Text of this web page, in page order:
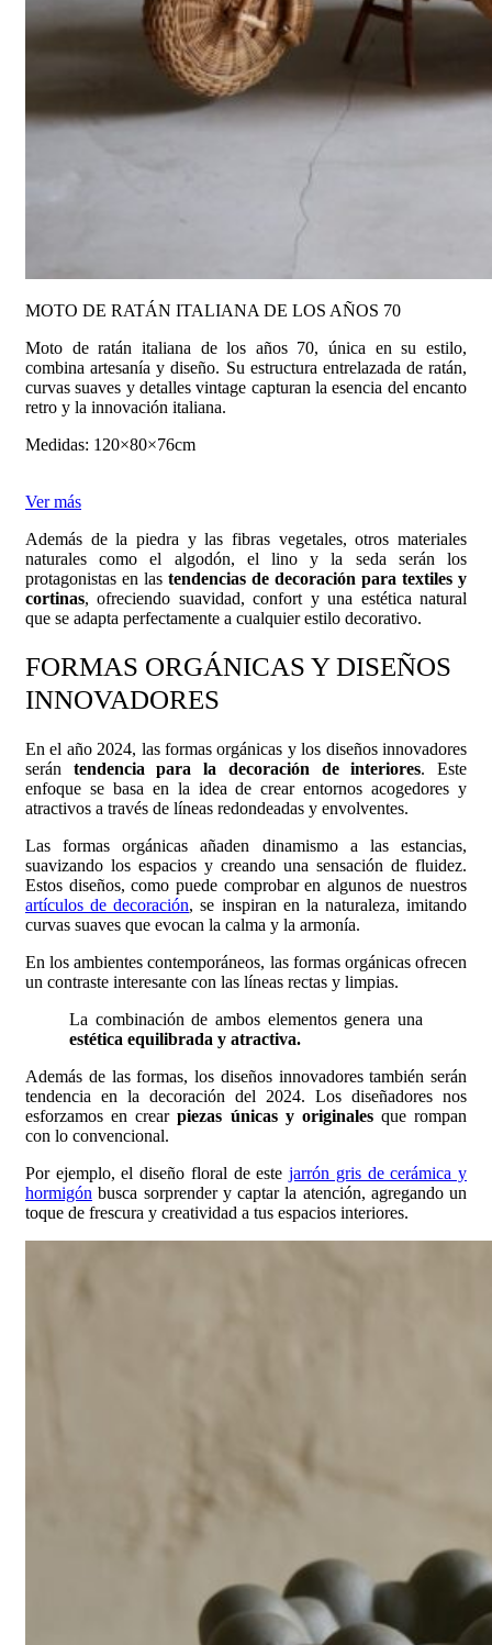
MOTO DE RATÁN ITALIANA DE LOS AÑOS 70
Moto de ratán italiana de los años 70, única en su estilo,
combina artesanía y diseño. Su estructura entrelazada de ratán,
curvas suaves y detalles vintage capturan la esencia del encanto
retro y la innovación italiana.
Medidas: 120×80×76cm
Ver más
Además de la piedra y las fibras vegetales, otros materiales
naturales como el algodón, el lino y la seda serán los
protagonistas en las tendencias de decoración para textiles y
cortinas, ofreciendo suavidad, confort y una estética natural
que se adapta perfectamente a cualquier estilo decorativo.
FORMAS ORGÁNICAS Y DISEÑOS
INNOVADORES
En el año 2024, las formas orgánicas y los diseños innovadores
serán tendencia para la decoración de interiores. Este
enfoque se basa en la idea de crear entornos acogedores y
atractivos a través de líneas redondeadas y envolventes.
Las formas orgánicas añaden dinamismo a las estancias,
suavizando los espacios y creando una sensación de fluidez.
Estos diseños, como puede comprobar en algunos de nuestros
artículos de decoración, se inspiran en la naturaleza, imitando
curvas suaves que evocan la calma y la armonía.
En los ambientes contemporáneos, las formas orgánicas ofrecen
un contraste interesante con las líneas rectas y limpias.
La combinación de ambos elementos genera una
estética equilibrada y atractiva.
Además de las formas, los diseños innovadores también serán
tendencia en la decoración del 2024. Los diseñadores nos
esforzamos en crearpiezas únicas y originales que rompan
con lo convencional.
Por ejemplo, el diseño floral de estejarrón gris de cerámica y
hormigón busca sorprender y captar la atención, agregando un
toque de frescura y creatividad a tus espacios interiores.